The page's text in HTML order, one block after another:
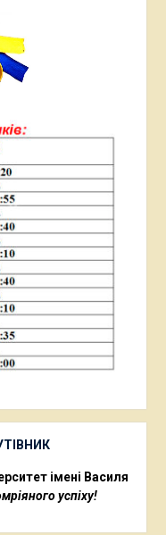
імені Василя
успіху!